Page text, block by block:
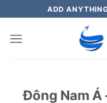
to
content
ADD
Đông Nam Á